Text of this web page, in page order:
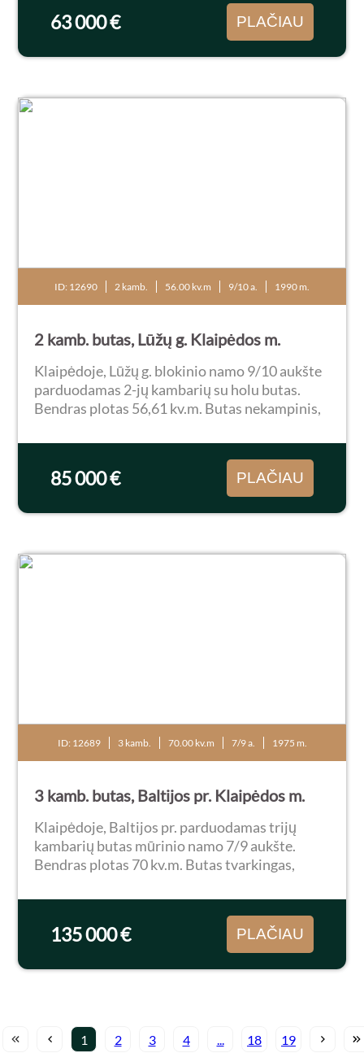
63 000 € PLAČIAU
ID: 12690 2 kamb. 56.00 kv.m 9/10 a. 1990 m.
2 kamb. butas, Lūžų g. Klaipėdos m.
Klaipėdoje, Lūžų g. blokinio namo 9/10 aukšte
parduodamas 2-jų kambarių su holu butas.
Bendras plotas 56,61 kv.m. Butas nekampinis,
sudėti plastikiniai langai, reikalingas
85 000 € PLAČIAU
ID: 12689 3 kamb. 70.00 kv.m 7/9 a. 1975 m.
3 kamb. butas, Baltijos pr. Klaipėdos m.
Klaipėdoje, Baltijos pr. parduodamas trijų
kambarių butas mūrinio namo 7/9 aukšte.
Bendras plotas 70 kv.m. Butas tvarkingas,
perplanuotas (perdarytas iš keturių kambarių
135 000 € PLAČIAU
1 2 3 4 ... 18 19